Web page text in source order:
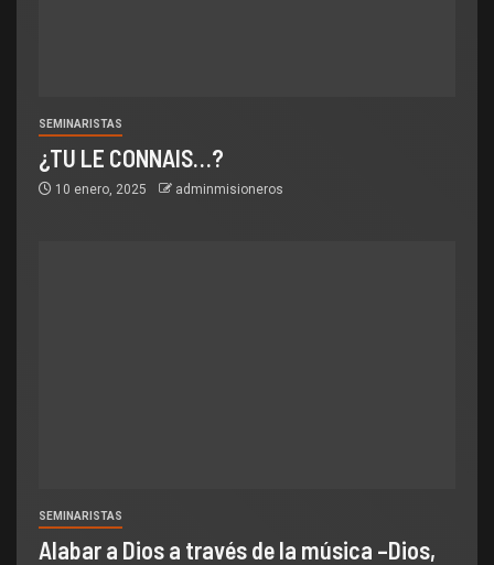
SEMINARISTAS
¿TU LE CONNAIS…?
10 enero, 2025 adminmisioneros
SEMINARISTAS
Alabar a Dios a través de la música –Dios,